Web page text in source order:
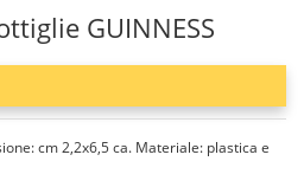
GUINNESS
cm 2,2x6,5 ca. Materiale: plastica e